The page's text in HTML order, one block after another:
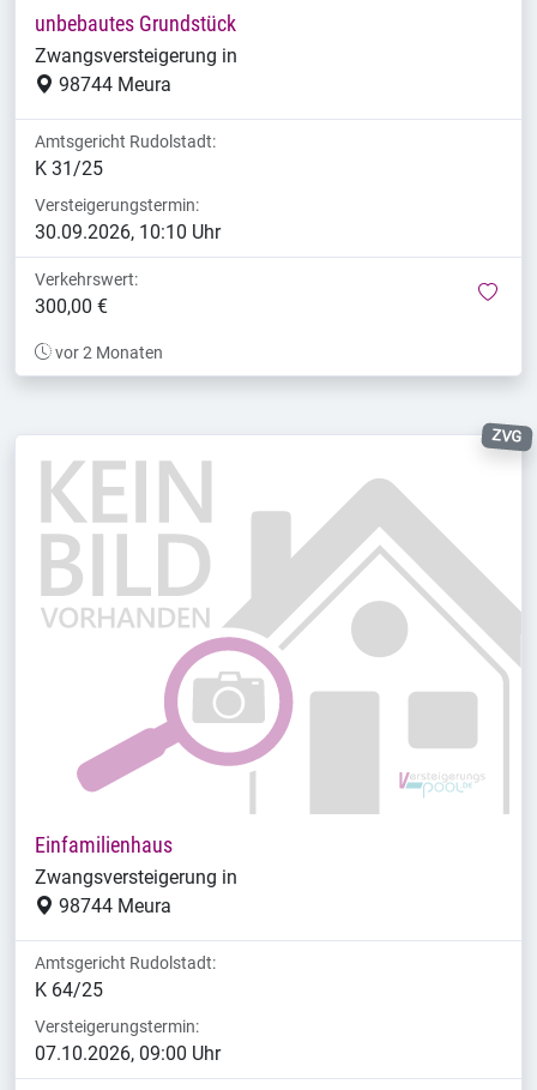
unbebautes Grundstück
Zwangsversteigerung in
98744 Meura
Amtsgericht Rudolstadt:
K 31/25
Versteigerungstermin:
30.09.2026, 10:10 Uhr
Verkehrswert:
300,00 €
vor 2 Monaten
ZVG
Einfamilienhaus
Zwangsversteigerung in
98744 Meura
Amtsgericht Rudolstadt:
K 64/25
Versteigerungstermin:
07.10.2026, 09:00 Uhr